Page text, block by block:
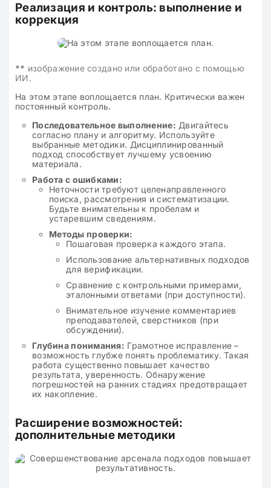
Реализация и контроль: выполнение и
коррекция
** изображение создано или обработано с помощью
ИИ.
На этом этапе воплощается план. Критически важен
постоянный контроль.
Последовательное выполнение: Двигайтесь
согласно плану и алгоритму. Используйте
выбранные методики. Дисциплинированный
подход способствует лучшему усвоению
материала.
Работа с ошибками:
Неточности требуют целенаправленного
поиска, рассмотрения и систематизации.
Будьте внимательны к пробелам и
устаревшим сведениям.
Методы проверки:
Пошаговая проверка каждого этапа.
Использование альтернативных подходов
для верификации.
Сравнение с контрольными примерами,
эталонными ответами (при доступности).
Внимательное изучение комментариев
преподавателей, сверстников (при
обсуждении).
Глубина понимания: Грамотное исправление –
возможность глубже понять проблематику. Такая
работа существенно повышает качество
результата, уверенность. Обнаружение
погрешностей на ранних стадиях предотвращает
их накопление.
Расширение возможностей:
дополнительные методики